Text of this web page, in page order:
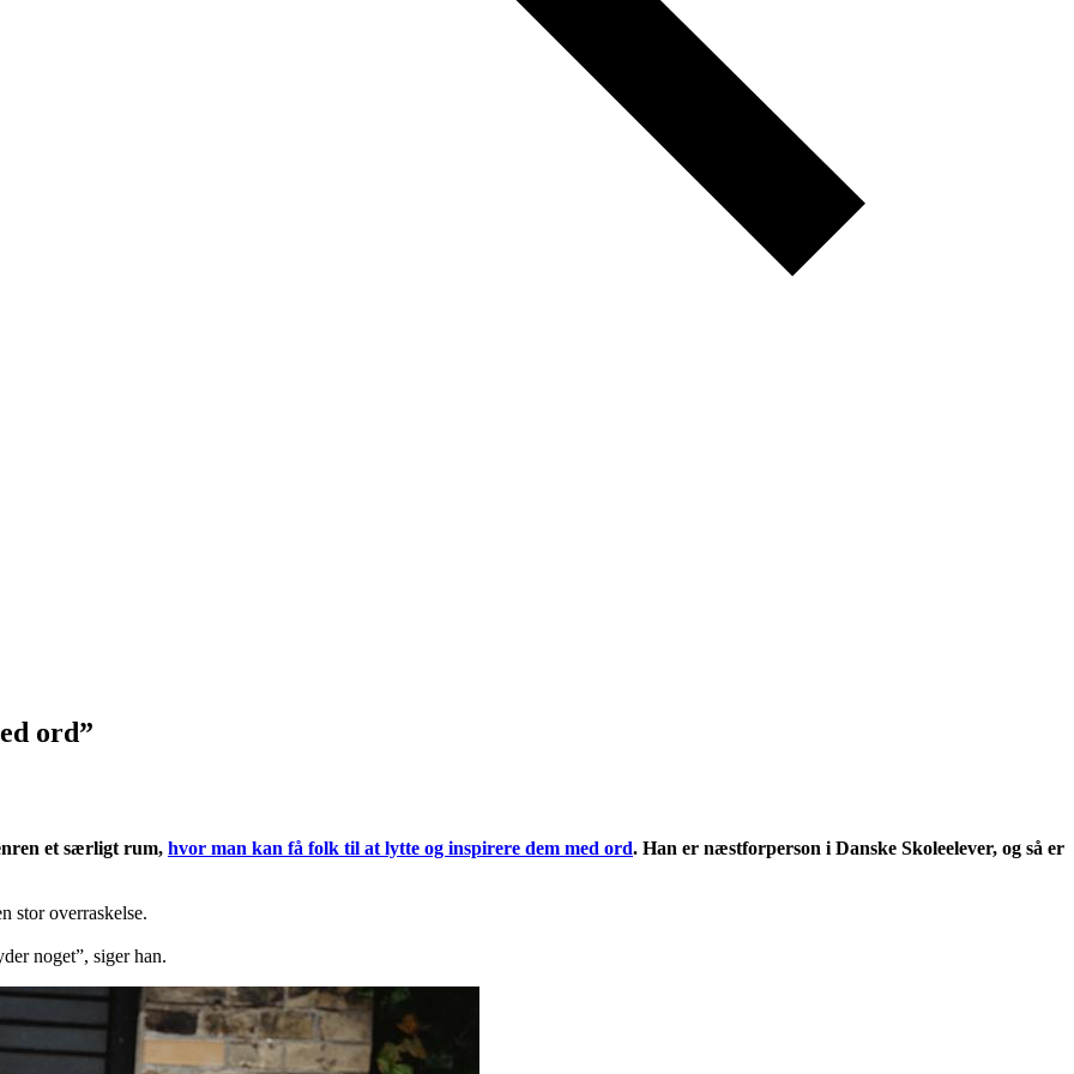
ord”
et særligt rum, hvor man kan få folk til at lytte og inspirere dem med ord. Han er næstforperson i Danske Skoleelever, og så er
stor overraskelse.
noget”, siger han.